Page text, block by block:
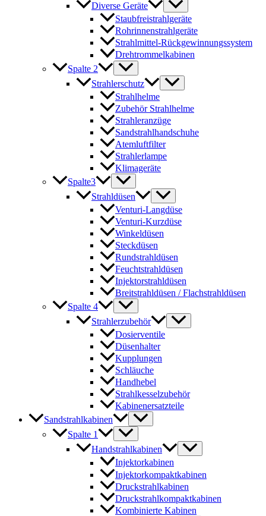
Diverse Geräte
Staubfreistrahlgeräte
Rohrinnenstrahlgeräte
Strahlmittel-Rückgewinnungssystem
Drehtrommelkabinen
Spalte 2
Strahlerschutz
Strahlhelme
Zubehör Strahlhelme
Strahleranzüge
Sandstrahlhandschuhe
Atemluftfilter
Strahlerlampe
Klimageräte
Spalte3
Strahldüsen
Venturi-Langdüse
Venturi-Kurzdüse
Winkeldüsen
Steckdüsen
Rundstrahldüsen
Feuchtstrahldüsen
Injektorstrahldüsen
Breitstrahldüsen / Flachstrahldüsen
Spalte 4
Strahlerzubehör
Dosierventile
Düsenhalter
Kupplungen
Schläuche
Handhebel
Strahlkesselzubehör
Kabinenersatzteile
Sandstrahlkabinen
Spalte 1
Handstrahlkabinen
Injektorkabinen
Injektorkompaktkabinen
Druckstrahlkabinen
Druckstrahlkompaktkabinen
Kombinierte Kabinen